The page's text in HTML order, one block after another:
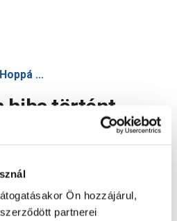
Ön hozzájárul,
partnerei
Hoppá ...
hiba történt
újratöltése